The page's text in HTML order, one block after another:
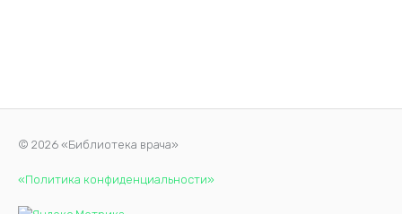
© 2026 «Библиотека врача»
«Политика конфиденциальности»